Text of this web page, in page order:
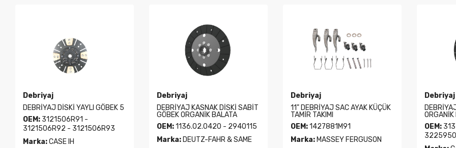
Debriyaj
DEBRİYAJ DİSKİ YAYLI GÖBEK 5
OEM: 3121506R91 -
3121506R92 - 3121506R93
Marka:CASE IH
Debriyaj
DEBRİYAJ KASNAK DİSKİ SABİT
GÖBEK ORGANİK BALATA
OEM:1136.02.0420 - 2940115
Marka:DEUTZ-FAHR & SAME
Debriyaj
11" DEBRİYAJ SAC AYAK KÜÇÜK
TAMİR TAKIMI
OEM:1427881M91
Marka:MASSEY FERGUSON
Debriyaj
OEM: